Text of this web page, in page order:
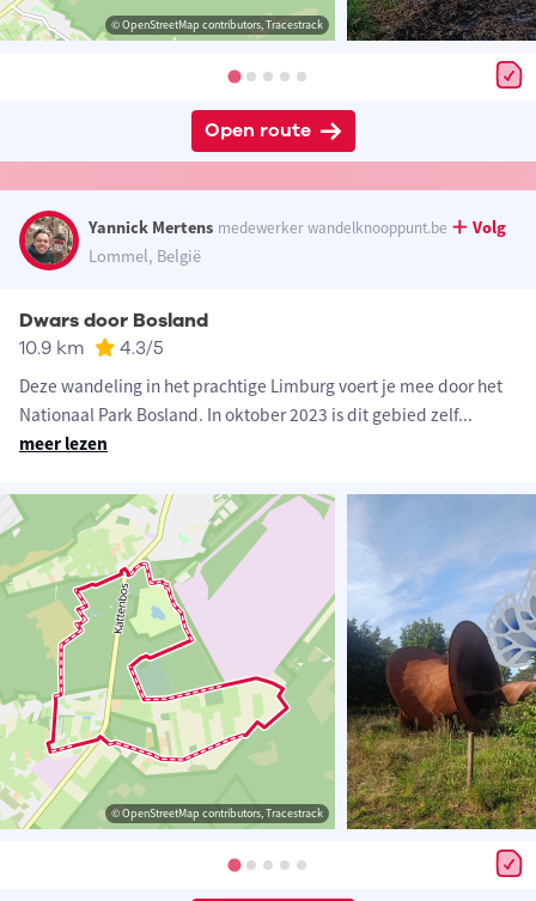
© OpenStreetMap contributors, Tracestrack
Open route
Yannick Mertens medewerker wandelknooppunt.be
Volg
Lommel, België
Dwars door Bosland
10.9 km 4.3/5
Deze wandeling in het prachtige Limburg voert je mee door het
Nationaal Park Bosland. In oktober 2023 is dit gebied zelf...
meer lezen
© OpenStreetMap contributors, Tracestrack